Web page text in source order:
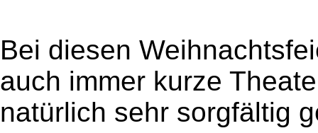
Bei diesen
auch immer kurze
natürlich sehr sorgfältig